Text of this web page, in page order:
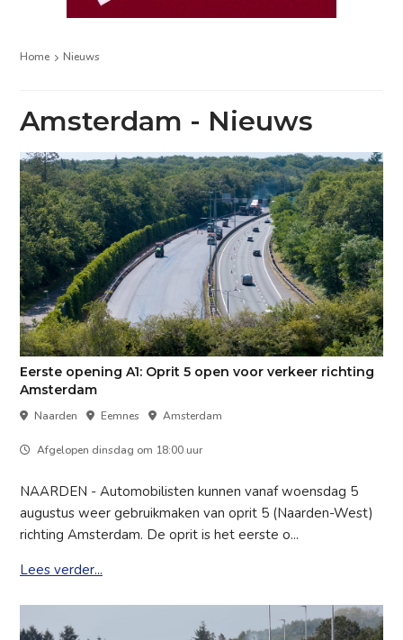
Home Nieuws
Amsterdam - Nieuws
Eerste opening A1: Oprit 5 open voor verkeer richting
Amsterdam
Naarden Eemnes Amsterdam
Afgelopen dinsdag om 18:00 uur
NAARDEN - Automobilisten kunnen vanaf woensdag 5
augustus weer gebruikmaken van oprit 5 (Naarden-West)
richting Amsterdam. De oprit is het eerste o...
Lees verder...